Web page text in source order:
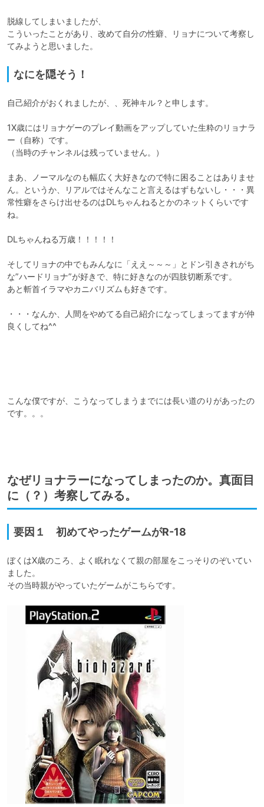
脱線してしまいましたが、
こういったことがあり、改めて自分の性癖、リョナについて考察し
てみようと思いました。
なにを隠そう！
自己紹介がおくれましたが、、死神キル？と申します。
1X歳にはリョナゲーのプレイ動画をアップしていた生粋のリョナラ
ー（自称）です。
（当時のチャンネルは残っていません。）
まあ、ノーマルなのも幅広く大好きなので特に困ることはありませ
ん。というか、リアルではそんなこと言えるはずもないし・・・異
常性癖をさらけ出せるのはDLちゃんねるとかのネットくらいです
ね。
DLちゃんねる万歳！！！！！
そしてリョナの中でもみんなに「ええ～～～」とドン引きされがち
な”ハードリョナ”が好きで、特に好きなのが四肢切断系です。
あと斬首イラマやカニバリズムも好きです。
・・・なんか、人間をやめてる自己紹介になってしまってますが仲
良くしてね^^
こんな僕ですが、こうなってしまうまでには長い道のりがあったの
です。。。
なぜリョナラーになってしまったのか。真面目
に（？）考察してみる。
要因１ 初めてやったゲームがR-18
ぼくはX歳のころ、よく眠れなくて親の部屋をこっそりのぞいてい
ました。
その当時親がやっていたゲームがこちらです。